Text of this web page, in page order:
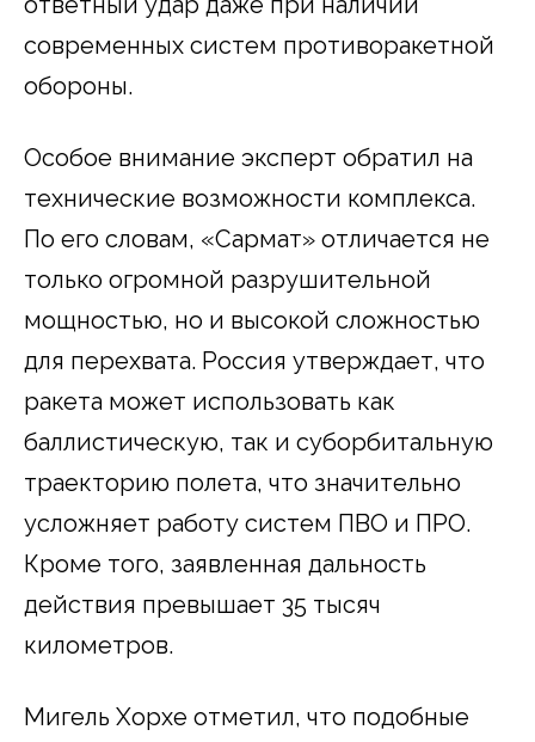
современных систем противоракетной
обороны.
Особое внимание эксперт обратил на
технические возможности комплекса.
По его словам, «Сармат» отличается не
только огромной разрушительной
мощностью, но и высокой сложностью
для перехвата. Россия утверждает, что
ракета может использовать как
баллистическую, так и суборбитальную
траекторию полета, что значительно
усложняет работу систем ПВО и ПРО.
Кроме того, заявленная дальность
действия превышает 35 тысяч
километров.
Мигель Хорхе отметил, что подобные